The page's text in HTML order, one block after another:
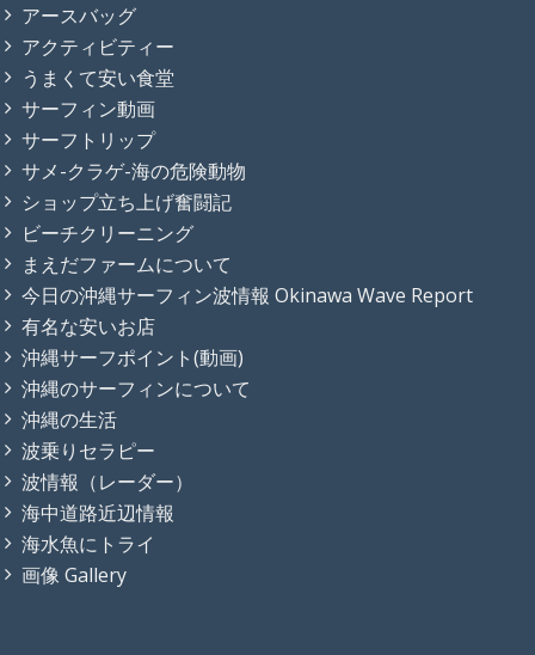
アースバッグ
アクティビティー
うまくて安い食堂
サーフィン動画
サーフトリップ
サメ-クラゲ-海の危険動物
ショップ立ち上げ奮闘記
ビーチクリーニング
まえだファームについて
今日の沖縄サーフィン波情報 Okinawa Wave Report
有名な安いお店
沖縄サーフポイント(動画)
沖縄のサーフィンについて
沖縄の生活
波乗りセラピー
波情報（レーダー）
海中道路近辺情報
海水魚にトライ
画像 Gallery